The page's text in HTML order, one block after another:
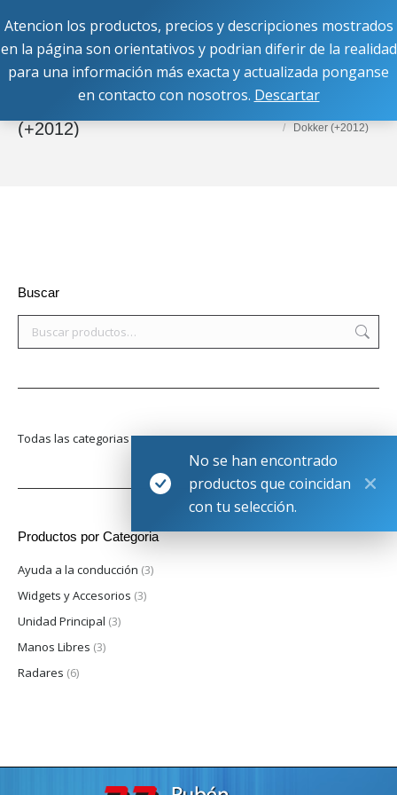
Buscar:
(+2012)
Dokker (+2012)
No se han encontrado
productos que coincidan
con tu selección.
Buscar
Todas las categorias
Productos por Categoria
Ayuda a la conducción (3)
Widgets y Accesorios (3)
Unidad Principal (3)
Manos Libres (3)
Radares (6)
Atencion los productos, precios y descripciones mostrados
en la página son orientativos y podrian diferir de la realidad
para una información más exacta y actualizada ponganse
en contacto con nosotros. Descartar